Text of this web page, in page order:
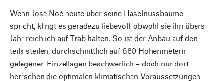
Wenn José Noè heute über seine Haselnussbäume
spricht, klingt es geradezu liebevoll, obwohl sie ihn übers
Jahr reichlich auf Trab halten. So ist der Anbau auf den
teils steilen, durchschnittlich auf 680 Höhenmetern
gelegenen Einzellagen beschwerlich – doch nur dort
herrschen die optimalen klimatischen Voraussetzungen